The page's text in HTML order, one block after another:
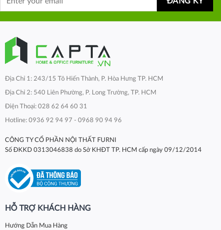
Địa Chỉ 1: 243/15 Tô Hiến Thành, P. Hòa Hưng TP. HCM
Địa Chỉ 2: 540 Liên Phường, P. Long Trường, TP. HCM
Điện Thoại: 028 62 64 60 31
Hotline: 0936 92 94 97 - 0968 90 94 96
CÔNG TY CỔ PHẦN NỘI THẤT FURNI
Số ĐKKD 0313046838 do Sở KHĐT TP. HCM cấp ngày 09/12/2014
HỖ TRỢ KHÁCH HÀNG
Hướng Dẫn Mua Hàng